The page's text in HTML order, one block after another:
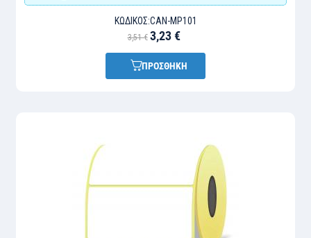
ΚΩΔΙΚΌΣ:CAN-MP101
3,51 € 3,23 €
ΠΡΟΣΘΗΚΗ